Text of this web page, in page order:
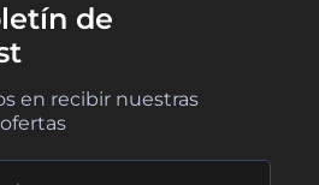
de
en recibir nuestras